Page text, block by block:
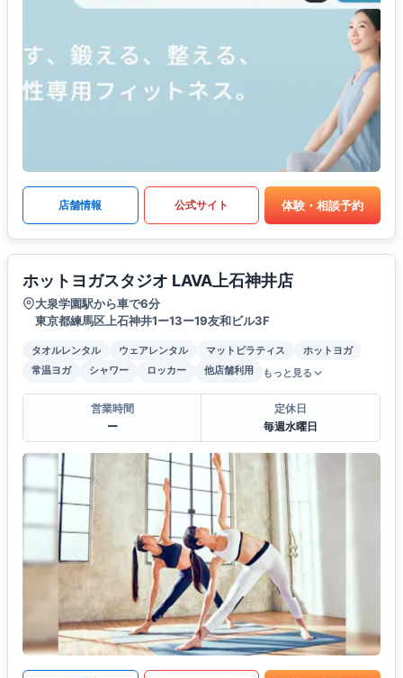
店舗情報 公式サイト 体験・相談予約
ホットヨガスタジオ LAVA上石神井店
大泉学園駅から車で6分
東京都練馬区上石神井1ー13ー19友和ビル3F
タオルレンタル ウェアレンタル マットピラティス
ホットヨガ
常温ヨガ
シャワー ロッカー 他店舗利用 もっと見る
営業時間
ー
定休日
毎週水曜日